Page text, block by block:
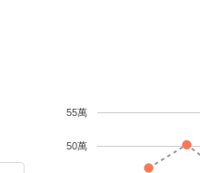
50萬
55萬